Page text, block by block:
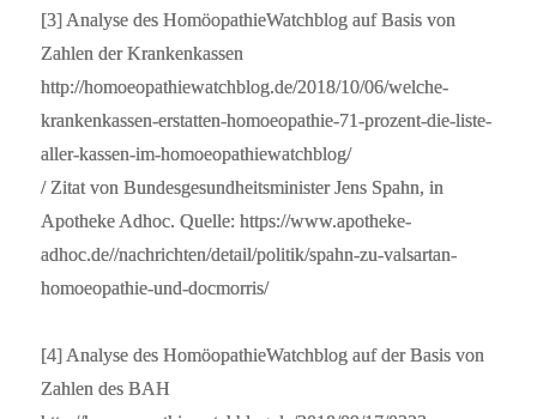
[3] Analyse des HomöopathieWatchblog auf Basis von
Zahlen der Krankenkassen
http://homoeopathiewatchblog.de/2018/10/06/welche-
krankenkassen-erstatten-homoeopathie-71-prozent-die-liste-
aller-kassen-im-homoeopathiewatchblog/
/ Zitat von Bundesgesundheitsminister Jens Spahn, in
Apotheke Adhoc. Quelle: https://www.apotheke-
adhoc.de//nachrichten/detail/politik/spahn-zu-valsartan-
homoeopathie-und-docmorris/
[4] Analyse des HomöopathieWatchblog auf der Basis von
Zahlen des BAH